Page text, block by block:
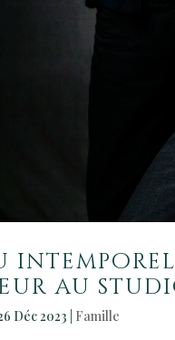
au
Déc 2023 Famille